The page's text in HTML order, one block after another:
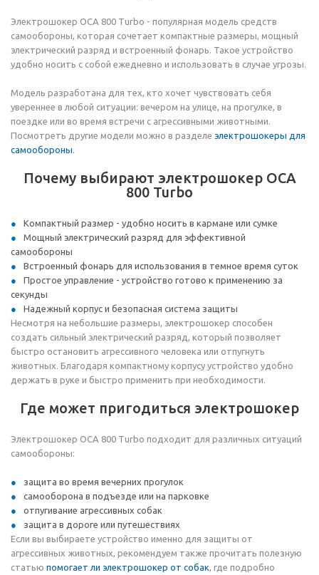
Электрошокер ОСА 800 Turbo - популярная модель средств
самообороны, которая сочетает компактные размеры, мощный
электрический разряд и встроенный фонарь. Такое устройство
удобно носить с собой ежедневно и использовать в случае угрозы.
Модель разработана для тех, кто хочет чувствовать себя
увереннее в любой ситуации: вечером на улице, на прогулке, в
поездке или во время встречи с агрессивными животными.
Посмотреть другие модели можно в разделе электрошокеры для
самообороны
Почему выбирают электрошокер ОСА
800 Turbo
Компактный размер - удобно носить в кармане или сумке
Мощный электрический разряд для эффективной
самообороны
Встроенный фонарь для использования в темное время суток
Простое управление - устройство готово к применению за
секунды
Надежный корпус и безопасная система защиты
Несмотря на небольшие размеры, электрошокер способен
создать сильный электрический разряд, который позволяет
быстро остановить агрессивного человека или отпугнуть
животных. Благодаря компактному корпусу устройство удобно
держать в руке и быстро применить при необходимости.
Где может пригодиться электрошокер
Электрошокер ОСА 800 Turbo подходит для различных ситуаций
самообороны:
защита во время вечерних прогулок
самооборона в подъезде или на парковке
отпугивание агрессивных собак
защита в дороге или путешествиях
Если вы выбираете устройство именно для защиты от
агрессивных животных, рекомендуем также прочитать полезную
статью помогает ли электрошокер от собак , где подробно